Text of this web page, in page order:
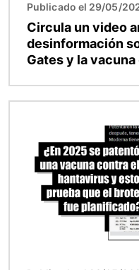
Publicado el 29/05/
Circula un video
desinformación
Gates y la